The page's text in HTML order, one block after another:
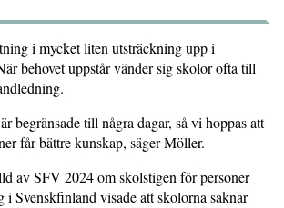
i mycket liten utsträckning upp i
behovet uppstår vänder sig skolor ofta till
begränsade till några dagar, så vi hoppas att
får bättre kunskap, säger Möller.
av SFV 2024 om skolstigen för personer
i Svenskfinland visade att skolorna saknar